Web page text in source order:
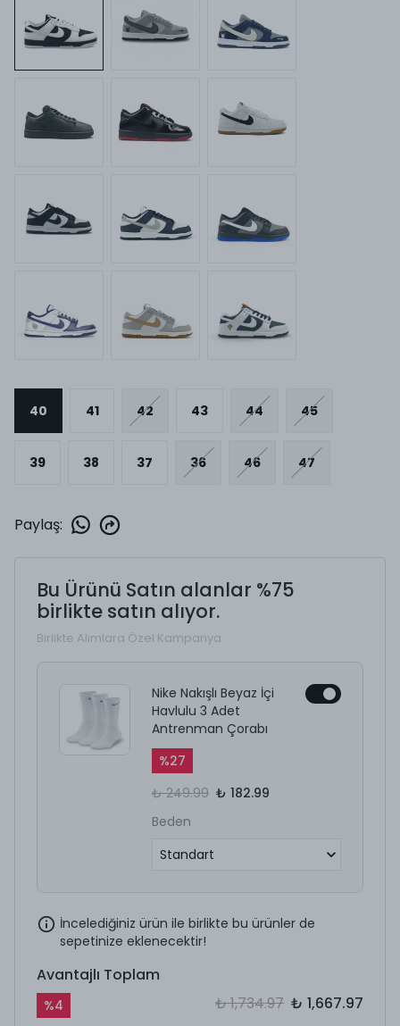
40 41 42 43 44 45
39 38 37 36 46 47
Paylaş:
Bu Ürünü Satın alanlar %75
birlikte satın alıyor.
Birlikte Alımlara Özel Kampanya
Nike Nakışlı Beyaz İçi
Havlulu 3 Adet
Antrenman Çorabı
%27
₺ 249.99 ₺ 182.99
Beden
İncelediğiniz ürün ile birlikte bu ürünler de
sepetinize eklenecektir!
Avantajlı Toplam
%4 ₺ 1,734.97 ₺ 1,667.97